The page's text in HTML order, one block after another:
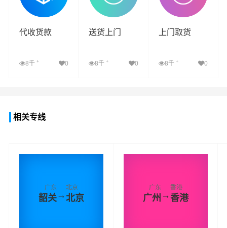
代收货款
8千 + 0
送货上门
8千+ 0
上门取货
8千 + 0
相关专线
广东
韶关→
北京
北京
广东
广州 →
香港
香港